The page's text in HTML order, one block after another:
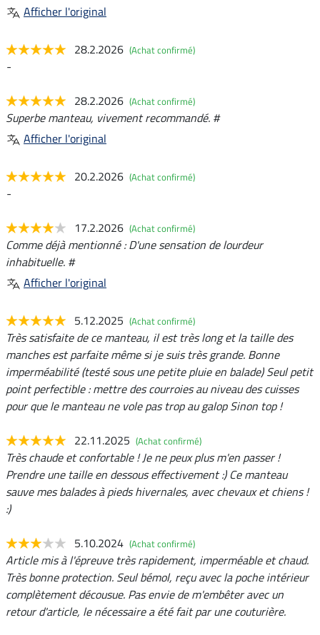
Afficher l'original
28.2.2026 (Achat confirmé)
-
28.2.2026 (Achat confirmé)
Superbe manteau, vivement recommandé. #
Afficher l'original
20.2.2026 (Achat confirmé)
-
17.2.2026 (Achat confirmé)
Comme déjà mentionné : D'une sensation de lourdeur
inhabituelle. #
Afficher l'original
5.12.2025 (Achat confirmé)
Très satisfaite de ce manteau, il est très long et la taille des
manches est parfaite même si je suis très grande. Bonne
imperméabilité (testé sous une petite pluie en balade) Seul petit
point perfectible : mettre des courroies au niveau des cuisses
pour que le manteau ne vole pas trop au galop Sinon top !
22.11.2025 (Achat confirmé)
Très chaude et confortable ! Je ne peux plus m'en passer !
Prendre une taille en dessous effectivement :) Ce manteau
sauve mes balades à pieds hivernales, avec chevaux et chiens !
:)
5.10.2024 (Achat confirmé)
Article mis à l'épreuve très rapidement, imperméable et chaud.
Très bonne protection. Seul bémol, reçu avec la poche intérieur
complètement décousue. Pas envie de m'embêter avec un
retour d'article, le nécessaire a été fait par une couturière.